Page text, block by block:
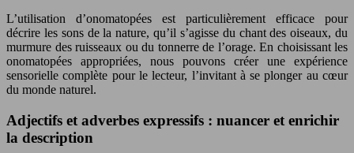
L’utilisation d’onomatopées est particulièrement efficace pour
décrire les sons de la nature, qu’il s’agisse du chant des oiseaux, du
murmure des ruisseaux ou du tonnerre de l’orage. En choisissant les
onomatopées appropriées, nous pouvons créer une expérience
sensorielle complète pour le lecteur, l’invitant à se plonger au cœur
du monde naturel.
Adjectifs et adverbes expressifs : nuancer et enrichir
la description